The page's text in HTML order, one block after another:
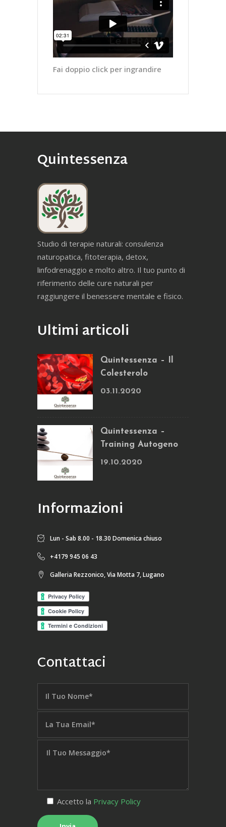
Fai doppio click per ingrandire
Quintessenza
Studio di terapie naturali: consulenza
naturopatica, fitoterapia, detox,
linfodrenaggio e molto altro. Il tuo punto di
riferimento delle cure naturali per
raggiungere il benessere mentale e fisico.
Ultimi articoli
Quintessenza – Il
Colesterolo
03.11.2020
Quintessenza –
Training Autogeno
19.10.2020
Informazioni
Lun - Sab 8.00 - 18.30 Domenica chiuso
+4179 945 06 43
Galleria Rezzonico, Via Motta 7, Lugano
Contattaci
Accetto la Privacy Policy